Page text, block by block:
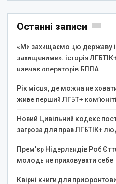
Останні записи
«Ми захищаємо цю державу і
захищеними»: історія
навчає операторів БПЛА
Рік місця, де можна не
живе перший ЛГБТ+
Новий Цивільний кодекс
загроза для прав ЛГБТІК+
Прем’єр Нідерландів Роб
молодь не приховувати себе
Квірні книги для